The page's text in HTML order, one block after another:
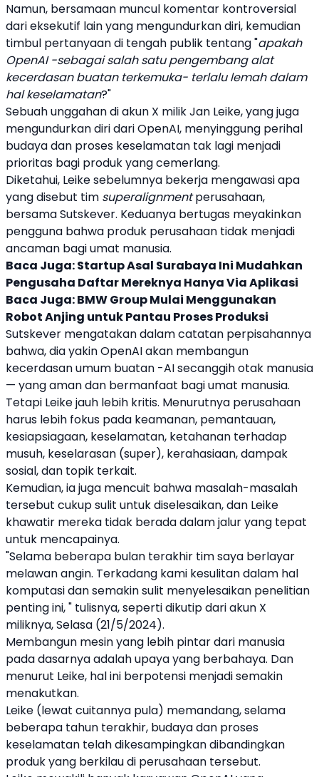
Namun, bersamaan muncul komentar kontroversial
dari eksekutif lain yang mengundurkan diri, kemudian
timbul pertanyaan di tengah publik tentang "apakah
OpenAI-sebagai salah satu pengembang alat
kecerdasan buatanterkemuka- terlalu lemah dalam
hal keselamatan?"
Sebuah unggahan di akun X milik Jan Leike, yang juga
mengundurkan diri dariOpenAI, menyinggung perihal
budaya dan proses keselamatan tak lagi menjadi
prioritas bagi produk yang cemerlang.
Diketahui, Leike sebelumnya bekerja mengawasi apa
yang disebut tim superalignmentperusahaan,
bersama Sutskever. Keduanya bertugas meyakinkan
pengguna bahwa produk perusahaan tidak menjadi
ancaman bagi umat manusia.
Baca Juga:Startup Asal Surabaya Ini Mudahkan
Pengusaha Daftar Mereknya Hanya Via Aplikasi
Baca Juga:BMW Group Mulai Menggunakan
Robot Anjing untuk Pantau Proses Produksi
Sutskever mengatakan dalam catatan perpisahannya
bahwa, dia yakinOpenAIakan membangun
kecerdasan umum buatan -AIsecanggih otak manusia
— yang aman dan bermanfaat bagi umat manusia.
Tetapi Leike jauh lebih kritis. Menurutnya perusahaan
harus lebih fokus pada keamanan, pemantauan,
kesiapsiagaan, keselamatan, ketahanan terhadap
musuh, keselarasan (super), kerahasiaan, dampak
sosial, dan topik terkait.
Kemudian, ia juga mencuit bahwa masalah-masalah
tersebut cukup sulit untuk diselesaikan, dan Leike
khawatir mereka tidak berada dalam jalur yang tepat
untuk mencapainya.
"Selama beberapa bulan terakhir tim saya berlayar
melawan angin. Terkadang kami kesulitan dalam hal
komputasi dan semakin sulit menyelesaikan penelitian
penting ini, " tulisnya, seperti dikutip dari akun X
miliknya, Selasa (21/5/2024).
Membangun mesin yang lebih pintar dari manusia
pada dasarnya adalah upaya yang berbahaya. Dan
menurut Leike, hal ini berpotensi menjadi semakin
menakutkan.
Leike (lewat cuitannya pula) memandang, selama
beberapa tahun terakhir, budaya dan proses
keselamatan telah dikesampingkan dibandingkan
produk yang berkilau di perusahaan tersebut.